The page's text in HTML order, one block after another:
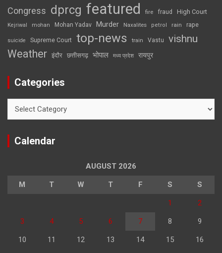
Congress dprcg featured fire fraud High Court
Kejriwal mohan Mohan Yadav Murder Naxalites petrol rain rape
suicide Supreme Court top-news train Vastu vishnu
Weather इंदौर छत्तीसगढ़ भोपाल मध्य प्रदेश रायपुर
Categories
Calendar
AUGUST 2026
M T W T F S S
1 2
3 4 5 6 7 8 9
10 11 12 13 14 15 16